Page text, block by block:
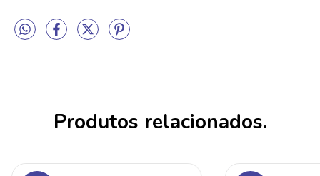
Produtos relacionados.